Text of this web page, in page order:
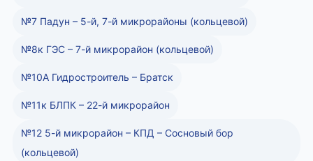
№7 Падун – 5-й, 7-й микрорайоны (кольцевой)
№8к ГЭС – 7-й микрорайон (кольцевой)
№10А Гидростроитель – Братск
№11к БЛПК – 22-й микрорайон
№12 5-й микрорайон – КПД – Сосновый бор
(кольцевой)